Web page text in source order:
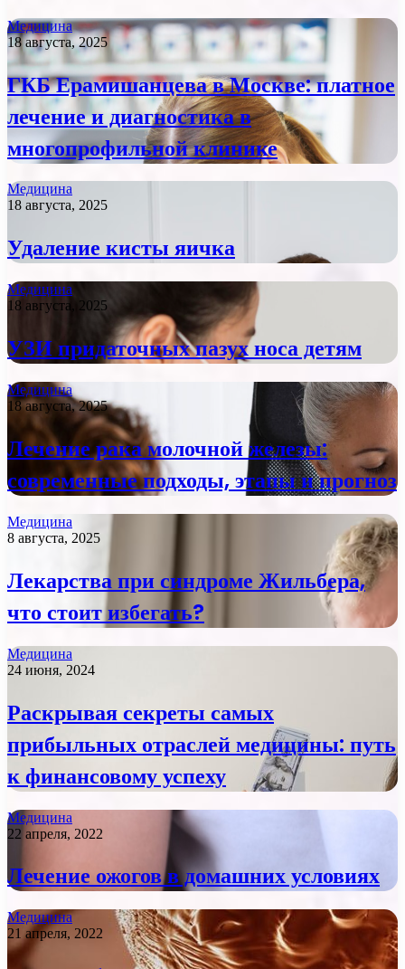
Медицина
18 августа, 2025
ГКБ Ерамишанцева в Москве: платное
лечение и диагностика в
многопрофильной клинике
Медицина
18 августа, 2025
Удаление кисты яичка
Медицина
18 августа, 2025
УЗИ придаточных пазух носа детям
Медицина
18 августа, 2025
Лечение рака молочной железы:
современные подходы, этапы и прогноз
Медицина
8 августа, 2025
Лекарства при синдроме Жильбера,
что стоит избегать?
Медицина
24 июня, 2024
Раскрывая секреты самых
прибыльных отраслей медицины: путь
к финансовому успеху
Медицина
22 апреля, 2022
Лечение ожогов в домашних условиях
Медицина
21 апреля, 2022